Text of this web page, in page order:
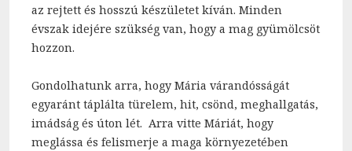
az rejtett és hosszú készületet kíván. Minden
évszak idejére szükség van, hogy a mag gyümölcsöt
hozzon.
Gondolhatunk arra, hogy Mária várandósságát
egyaránt táplálta türelem, hit, csönd, meghallgatás,
imádság és úton lét. Arra vitte Máriát, hogy
meglássa és felismerje a maga környezetében